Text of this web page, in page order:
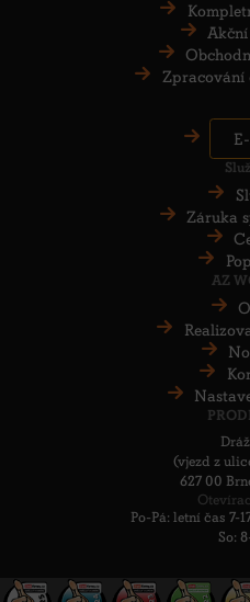
Zpracování
Záruka
AZ
(vjezd z
627 00
Po-Pá: letní čas 7-
So: